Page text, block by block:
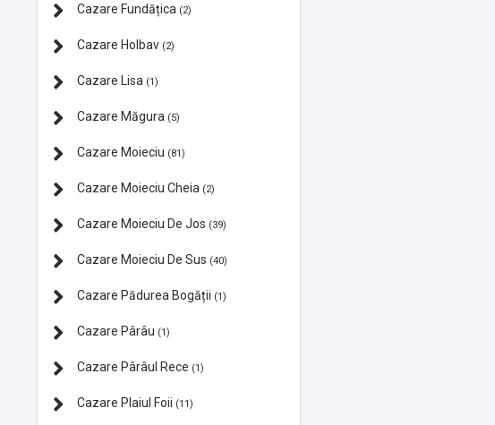
Cazare Fundățica (2)
Cazare Holbav (2)
Cazare Lisa (1)
Cazare Măgura (5)
Cazare Moieciu (81)
Cazare Moieciu Cheia (2)
Cazare Moieciu De Jos (39)
Cazare Moieciu De Sus (40)
Cazare Pădurea Bogății (1)
Cazare Pârâu (1)
Cazare Pârâul Rece (1)
Cazare Plaiul Foii (11)